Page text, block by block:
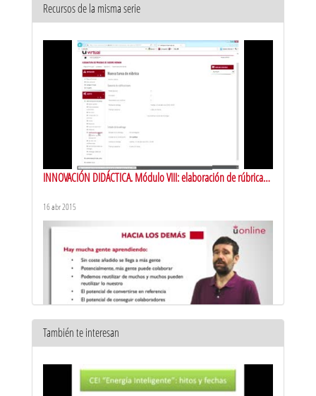
Recursos de la misma serie
INNOVACIÓN DIDÁCTICA. Módulo VIII: elaboración de rúbricas y
16 abr 2015
También te interesan